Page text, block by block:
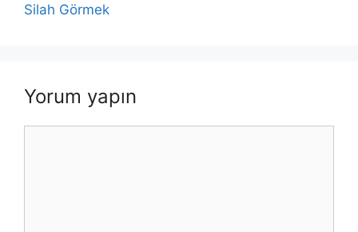
Silah Görmek
Yorum yapın